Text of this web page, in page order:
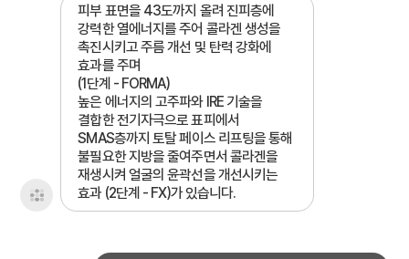
피부 표면을 43도까지 올려 진피층에
강력한 열에너지를 주어 콜라겐 생성을
촉진시키고 주름 개선 및 탄력 강화에
효과를 주며
(1단계 - FORMA)
높은 에너지의 고주파와 IRE 기술을
결합한 전기자극으로 표피에서
SMAS층까지 토탈 페이스 리프팅을 통해
불필요한 지방을 줄여주면서 콜라겐을
재생시켜 얼굴의 윤곽선을 개선시키는
효과 (2단계 - FX)가 있습니다.